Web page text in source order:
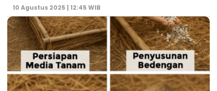
10 Agustus 2025 | 12:45 WIB